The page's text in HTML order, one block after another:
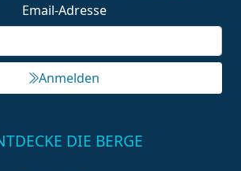
Email-Adresse
Anmelden
DIE BERGE